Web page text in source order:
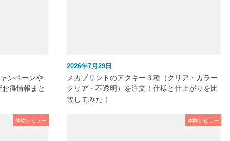
ンペーンや
得情報まと
2026年7月29日
メガプリントのアクキー３種（クリア・カラー
クリア・不透明）を注文！仕様と仕上がりを比
較してみた！
体験レビュー 体験レビュー